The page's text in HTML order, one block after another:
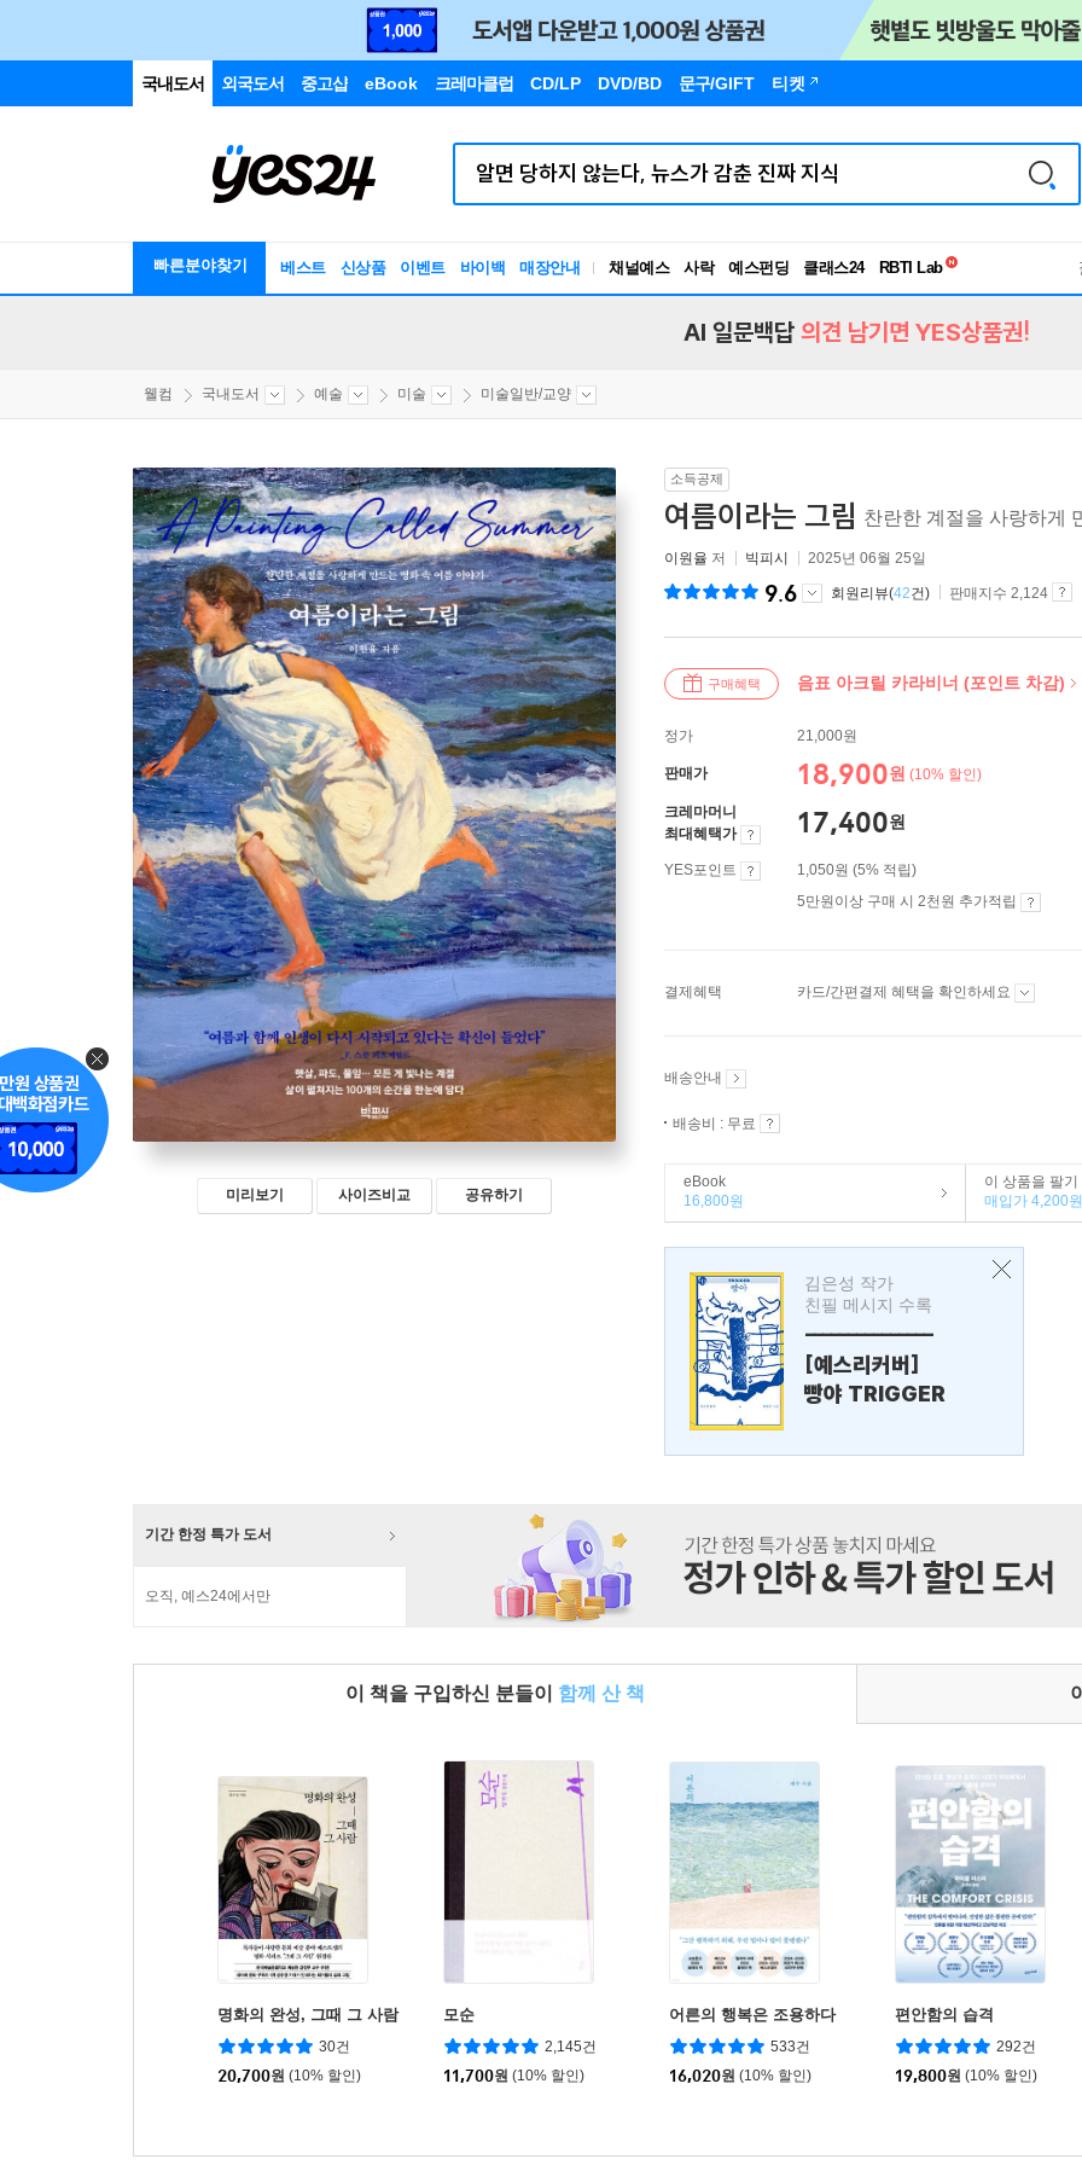
국내도서 외국도서 중고샵 eBook 크레마클럽 CD/LP DVD/BD 문구/GIFT 티켓
빠른분야찾기 베스트 신상품 이벤트 바이백 매장안내 채널예스 사락 예스펀딩 클래스24
독서유형검사
AI 일문백답 의견 남기면 YES상품권!
웰컴 국내도서 예술 미술 미술일반/교양
미리보기 사이즈비교 공유하기
소득공제
여름이라는 그림 찬란한 계절을 사랑하게
이원율 저 빅피시 2025년 06월 25일
9.6 회원리뷰(42건) 판매지수 2,124
구매혜택 음표 아크릴 카라비너 (포인트 차감)
정가 21,000원
판매가 18,900원 (10% 할인)
크레마머니
최대혜택가
17,400원
YES포인트
1,050원 (5% 적립)
5만원이상 구매 시 2천원 추가적립
결제혜택 카드/간편결제 혜택을 확인하세요
배송안내
배송비 : 무료
eBook
16,800원
이 상품을 팔기
매입가 4,200원
김은성 작가
친필 메시지 수록
---------------
[예스리커버]
빵야 TRIGGER
기간 한정 특가 도서
오직, 예스24에서만
이 책을 구입하신 분들이 함께 산 책
명화의 완성, 그때 그 사람
30건
20,700원 (10% 할인)
모순
2,145건
11,700원 (10% 할인)
어른의 행복은 조용하다
533건
16,020원 (10% 할인)
편안함의 습격
292건
19,800원 (10% 할인)